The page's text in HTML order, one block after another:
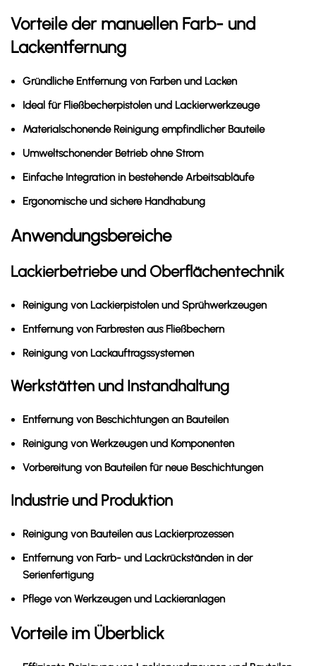
Vorteile der manuellen Farb- und
Lackentfernung
Gründliche Entfernung von Farben und Lacken
Ideal für Fließbecherpistolen und Lackierwerkzeuge
Materialschonende Reinigung empfindlicher Bauteile
Umweltschonender Betrieb ohne Strom
Einfache Integration in bestehende Arbeitsabläufe
Ergonomische und sichere Handhabung
Anwendungsbereiche
Lackierbetriebe und Oberflächentechnik
Reinigung von Lackierpistolen und Sprühwerkzeugen
Entfernung von Farbresten aus Fließbechern
Reinigung von Lackauftragssystemen
Werkstätten und Instandhaltung
Entfernung von Beschichtungen an Bauteilen
Reinigung von Werkzeugen und Komponenten
Vorbereitung von Bauteilen für neue Beschichtungen
Industrie und Produktion
Reinigung von Bauteilen aus Lackierprozessen
Entfernung von Farb- und Lackrückständen in der
Serienfertigung
Pflege von Werkzeugen und Lackieranlagen
Vorteile im Überblick